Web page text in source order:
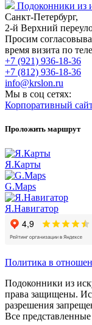
Подоконники из
Санкт-Петербург,
2-й Верхний
Просим
время визита по
+7 (921) 936-18-36
+7 (812) 936-18-36
info@krslon.ru
Мы в соц сетях:
Корпоративный
Проложить маршрут
Я.Карты
G.Maps
Я.Навигатор
Политика в
Подоконники из
права защищены.
разрешения
Все